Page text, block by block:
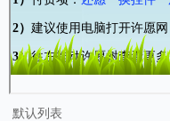
默认列表